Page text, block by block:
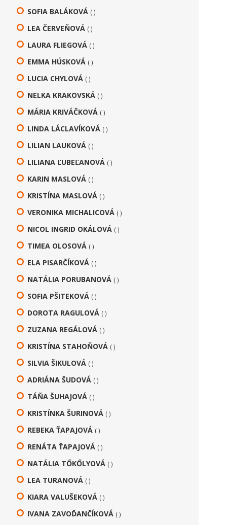
SOFIA BALÁKOVÁ ( )
LEA ČERVEŇOVÁ ( )
LAURA FLIEGOVÁ ( )
EMMA HÚSKOVÁ ( )
LUCIA CHYLOVÁ ( )
NELKA KRAKOVSKÁ ( )
MÁRIA KRIVÁČKOVÁ ( )
LINDA LÁCLAVÍKOVÁ ( )
LILIAN LAUKOVÁ ( )
LILIANA ĽUBEĽANOVÁ ( )
KARIN MASLOVÁ ( )
KRISTÍNA MASLOVÁ ( )
VERONIKA MICHALICOVÁ ( )
NICOL INGRID OKÁLOVÁ ( )
TIMEA OLOSOVÁ ( )
ELA PISARČÍKOVÁ ( )
NATÁLIA PORUBANOVÁ ( )
SOFIA PŠITEKOVÁ ( )
DOROTA RAGULOVÁ ( )
ZUZANA REGÁLOVÁ ( )
KRISTÍNA STAHOŇOVÁ ( )
SILVIA ŠIKULOVÁ ( )
ADRIÁNA ŠUDOVÁ ( )
TÁŇA ŠUHAJOVÁ ( )
KRISTÍNKA ŠURINOVÁ ( )
REBEKA ŤAPAJOVÁ ( )
RENÁTA ŤAPAJOVÁ ( )
NATÁLIA TŐKŐLYOVÁ ( )
LEA TURANOVÁ ( )
KIARA VALUŠEKOVÁ ( )
IVANA ZAVOĎANČÍKOVÁ ( )